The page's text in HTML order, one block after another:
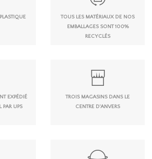
TOUS LES MATÉRIAUX DE NOS
EMBALLAGES SONT 100%
RECYCLÉS
EXPÉDIÉ
PAR UPS
TROIS MAGASINS DANS LE
CENTRE D'ANVERS